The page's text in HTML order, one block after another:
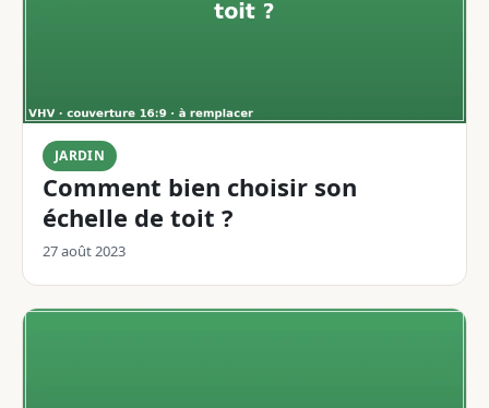
JARDIN
Comment bien choisir son
échelle de toit ?
27 août 2023